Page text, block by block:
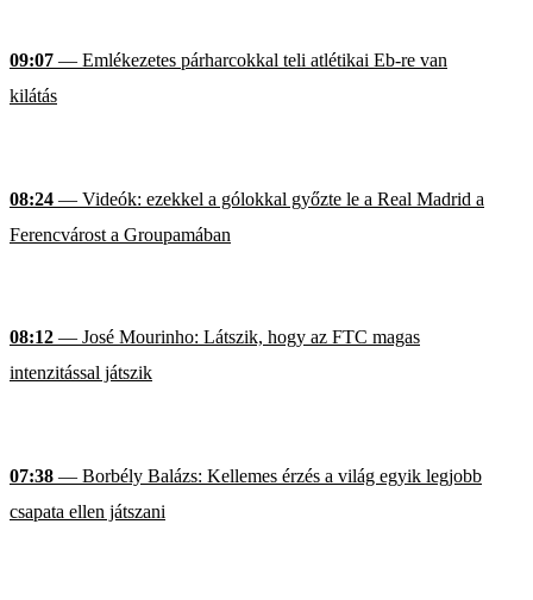
09:07 — Emlékezetes párharcokkal teli atlétikai Eb-re van
kilátás
08:24 — Videók: ezekkel a gólokkal győzte le a Real Madrid a
Ferencvárost a Groupamában
08:12 — José Mourinho: Látszik, hogy az FTC magas
intenzitással játszik
07:38 — Borbély Balázs: Kellemes érzés a világ egyik legjobb
csapata ellen játszani